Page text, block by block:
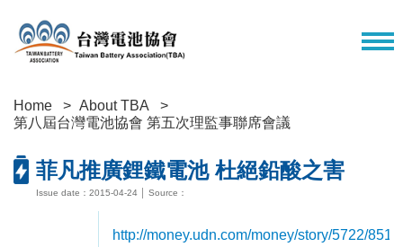
Home
About TBA
第八屆台灣電池協會 第五次理監事聯席會議
菲凡推廣鋰鐵電池 杜絕鉛酸之害
Issue date：2015-04-24 │ Source：
http://money.udn.com/money/story/5722/